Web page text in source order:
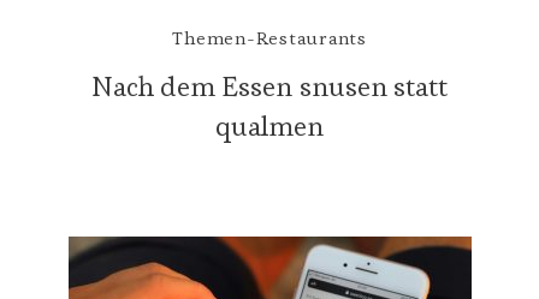
Themen-Restaurants
Nach dem Essen snusen statt
qualmen